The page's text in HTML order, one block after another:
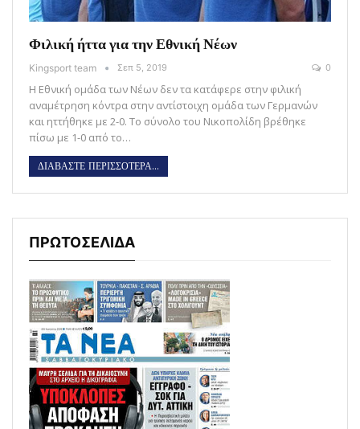
Φιλική ήττα για την Εθνική Νέων
Kingsport team Σεπ 5, 2019 0
Η Εθνική ομάδα των Νέων δεν τα κατάφερε στην φιλική
αναμέτρηση κόντρα στην αντίστοιχη ομάδα των Γερμανών
και ηττήθηκε με 2-0. Το σύνολο του Νικοπολίδη βρέθηκε
πίσω με 1-0 από το…
ΔΙΑΒΑΣΤΕ ΠΕΡΙΣΣΟΤΕΡΑ...
ΠΡΩΤΟΣΕΛΙΔΑ